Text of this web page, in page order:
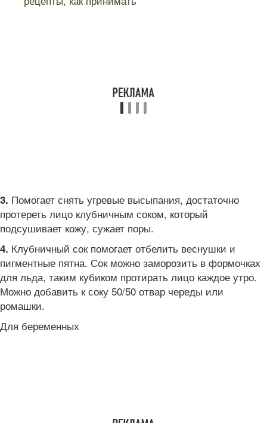
3. Помогает снять угревые высыпания, достаточно
протереть лицо клубничным соком, который
подсушивает кожу, сужает поры.
4. Клубничный сок помогает отбелить веснушки и
пигментные пятна. Сок можно заморозить в формочках
для льда, таким кубиком протирать лицо каждое утро.
Можно добавить к соку 50/50 отвар череды или
ромашки.
Для беременных